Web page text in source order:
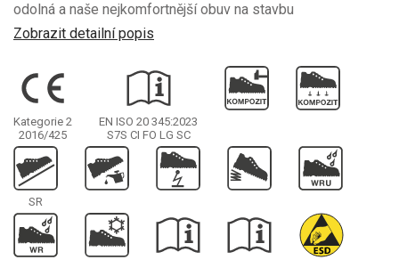
odolná a naše nejkomfortnější obuv na stavbu
Zobrazit detailní popis
Kategorie 2
2016/425
EN ISO 20 345:2023
S7S CI FO LG SC
SR